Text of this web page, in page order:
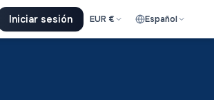
Iniciar sesión EUR € Español